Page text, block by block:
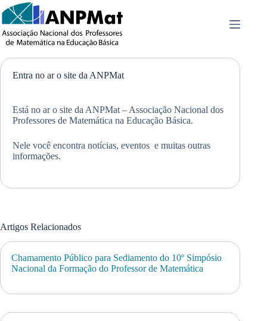
Pular
para
o
conteúdo
Entra no ar o site da ANPMat
Está no ar o site da ANPMat – Associação Nacional dos
Professores de Matemática na Educação Básica.
Nele você encontra notícias, eventos e muitas outras
informações.
Artigos Relacionados
Chamamento Público para Sediamento do 10º Simpósio
Nacional da Formação do Professor de Matemática